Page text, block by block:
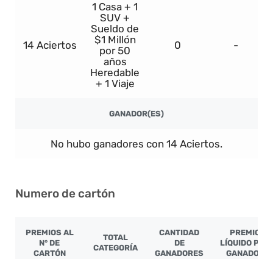
14 Aciertos
1 Casa + 1
SUV +
Sueldo de
$1 Millón
por 50
años
Heredable
+ 1 Viaje
0 -
GANADOR(ES)
No hubo ganadores con 14 Aciertos.
Numero de cartón
PREMIOS AL
N° DE
CARTÓN
TOTAL
CATEGORÍA
CANTIDAD
DE
GANADORES
PREMIO
LÍQUIDO POR
GANADOR